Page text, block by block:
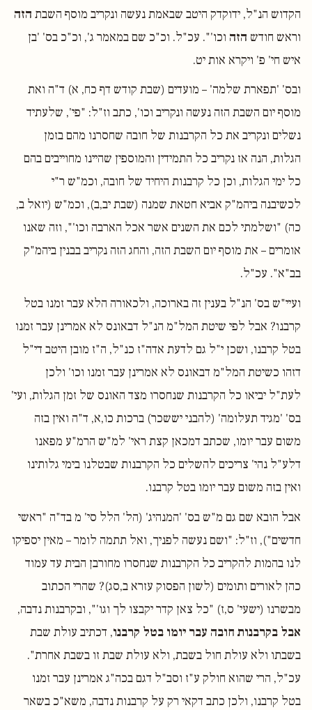
הקדוש הנ"ל, ידוקדק היטב שבאמת נעשה ונקריב מוסף השבת הזה
וראש חודש הזה וכו'". עכ"ל. וכ"כ שם במאמר ג', וכ"כ בס' 'בן
איש חי' פ' ויקרא אות יט.
ובס' 'תפארת שלמה' – מועדים (שבת קודש דף כח, א) ד"ה ואת
מוסף יום השבת הזה נעשה ונקריב וכו', כתב וז"ל: "פי', שלעתיד
נשלים ונקריב את כל הקרבנות של חובה שחסרנו מהם בזמן
הגלות, הנה אז נקריב כל התמידין והמוספין שהיינו מחוייבים בהם
כל ימי הגלות, וכן כל קרבנות היחיד של חובה, וכמ"ש ר"י
לכשיבנה ביהמ"ק אביא חטאת שמנה (שבת יב,ב), וכמ"ש (יואל ב,
כה) "ושלמתי לכם את השנים אשר אכל הארבה וכו'", וזה שאנו
אומרים – את מוסף יום השבת הזה, והחג הזה נקריב בבנין ביהמ"ק
בב"א". עכ"ל.
ועיי"ש בס' הנ"ל בענין זה בארוכה, ולכאורה הלא עבר זמנו בטל
קרבנו? אבל לפי שיטת המל"מ הנ"ל דבאונס לא אמרינן עבר זמנו
בטל קרבנו, ושכן י"ל גם לדעת אדה"ז כנ"ל, ה"ז מובן היטב די"ל
דזהו כשיטת המל"מ דבאונס לא אמרינן עבר זמנו וכו' ולכן
לעת"ל יביאו כל הקרבנות שנחסרו מצד האונס של זמן הגלות, ועי'
בס' 'מגיד תעלומה' (להבני יששכר) ברכות כו,א, ד"ה ואין בזה
משום עבר יומו, שכתב דמכאן קצת ראי' למ"ש הרמ"ע מפאנו
דלע"ל נהי' צריכים להשלים כל הקרבנות שבטלנו בימי גלותינו
ואין בזה משום עבר יומו בטל קרבנו.
אבל הובא שם גם מ"ש בס' 'המנהיג' (הל' הלל סי' מ בד"ה "ראשי
חדשים"), וז"ל: "ושם נעשה לפניך, ואל תתמה לומר – מאין יספיקו
לנו בהמות להקריב כל הקרבנות שנחסרו מחורבן הבית עד עמוד
כהן לאורים ותומים (לשון הפסוק עזרא ב,סג)? שהרי הכתוב
מבשרנו (ישעי' ס,ז) "כל צאן קדר יקבצו לך וגו'", ובקרבנות נדבה,
אבל בקרבנות חובה עבר יומו בטל קרבנו, דכתיב עולת שבת
בשבתו ולא עולת חול בשבת, ולא עולת שבת זו בשבת אחרת".
עכ"ל, הרי שהוא חולק ע"ז וסב"ל דגם בכה"ג אמרינן עבר זמנו
בטל קרבנו, ולכן כתב דקאי רק על קרבנות נדבה, משא"כ בשאר